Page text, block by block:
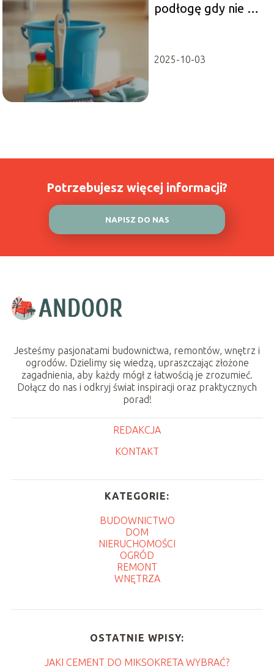
podłogę gdy nie ma
2025-10-03
Potrzebujesz więcej informacji?
NAPISZ DO NAS
Jesteśmy pasjonatami budownictwa, remontów, wnętrz i
ogrodów. Dzielimy się wiedzą, upraszczając złożone
zagadnienia, aby każdy mógł z łatwością je zrozumieć.
Dołącz do nas i odkryj świat inspiracji oraz praktycznych
porad!
REDAKCJA
KONTAKT
KATEGORIE:
BUDOWNICTWO
DOM
NIERUCHOMOŚCI
OGRÓD
REMONT
WNĘTRZA
OSTATNIE WPISY:
JAKI CEMENT DO MIKSOKRETA WYBRAĆ?